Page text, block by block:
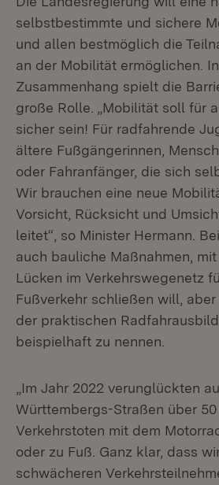
selbstbestimmte und sichere
und allen bestmöglich die
an der Mobilität ermöglichen.
Zusammenhang spielt die
große Rolle. „Mobilität soll für
sicher sein! Für radfahrende
ältere Fußgängerinnen,
oder Fahranfänger, die sich
Wir brauchen eine neue
Vorsicht, Rücksicht und
leitet“, so Minister Hermann.
auch bauliche Maßnahmen,
Lücken im Verkehrswegenetz
Fußverkehr schließen will,
der praktischen
beispielhaft zu nennen.
„Im Jahr 2022 verunglückten
Württembergs-Straßen über
Verkehrstoten mit dem
oder zu Fuß. Ganz klar, dass
schwächeren